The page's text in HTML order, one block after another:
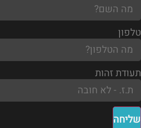
טלפון
תעודת זהות
שליחה